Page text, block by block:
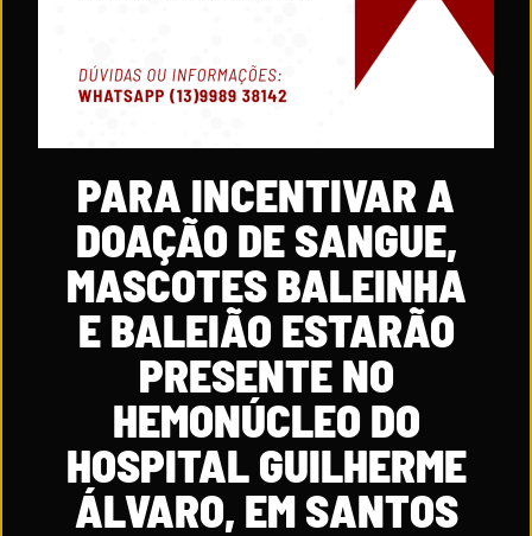
PARA INCENTIVAR A
DOAÇÃO DE SANGUE,
MASCOTES BALEINHA
E BALEIÃO ESTARÃO
PRESENTE NO
HEMONÚCLEO DO
HOSPITAL GUILHERME
ÁLVARO, EM SANTOS